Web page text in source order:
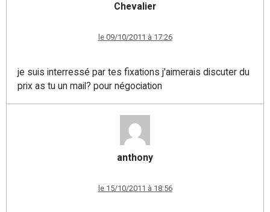
Chevalier
le 09/10/2011 à 17:26
je suis interressé par tes fixations j'aimerais discuter du
prix as tu un mail? pour négociation
anthony
le 15/10/2011 à 18:56